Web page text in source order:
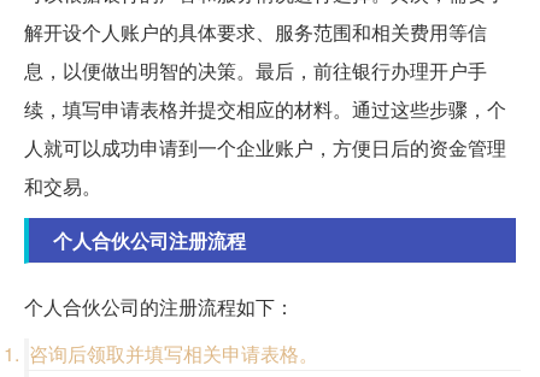
解开设个人账户的具体要求、服务范围和相关费用等信
息，以便做出明智的决策。最后，前往银行办理开户手
续，填写申请表格并提交相应的材料。通过这些步骤，个
人就可以成功申请到一个企业账户，方便日后的资金管理
和交易。
个人合伙公司注册流程
个人合伙公司的注册流程如下：
咨询后领取并填写相关申请表格。